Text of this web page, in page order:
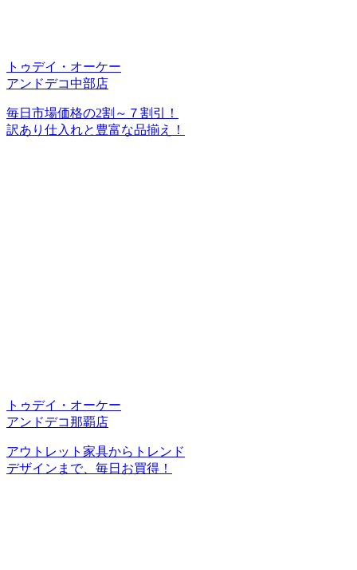
トゥデイ・オーケー
アンドデコ中部店
毎日市場価格の2割～７割引！
訳あり仕入れと豊富な品揃え！
トゥデイ・オーケー
アンドデコ那覇店
アウトレット家具からトレンド
デザインまで、毎日お買得！